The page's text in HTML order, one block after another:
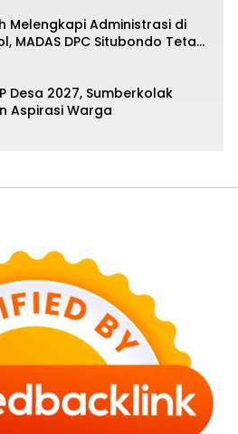
Melengkapi Administrasi di
MADAS DPC Situbondo Tetap
kepada Masyarakat
Desa 2027, Sumberkolak
Aspirasi Warga